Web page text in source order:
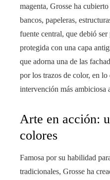
magenta, Grosse ha
bancos, papeleras,
fuente central, que debió
protegida con una capa
que adorna una de las
por los trazos de color, en lo
intervención más ambiciosa
Arte en acción:
colores
Famosa por su habilidad
tradicionales, Grosse ha